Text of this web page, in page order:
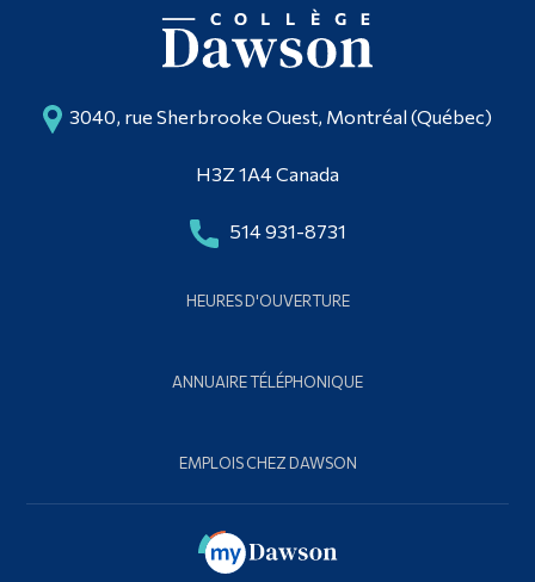
3040, rue Sherbrooke Ouest, Montréal (Québec)
H3Z 1A4 Canada
514 931-8731
HEURES D'OUVERTURE
ANNUAIRE TÉLÉPHONIQUE
EMPLOIS CHEZ DAWSON